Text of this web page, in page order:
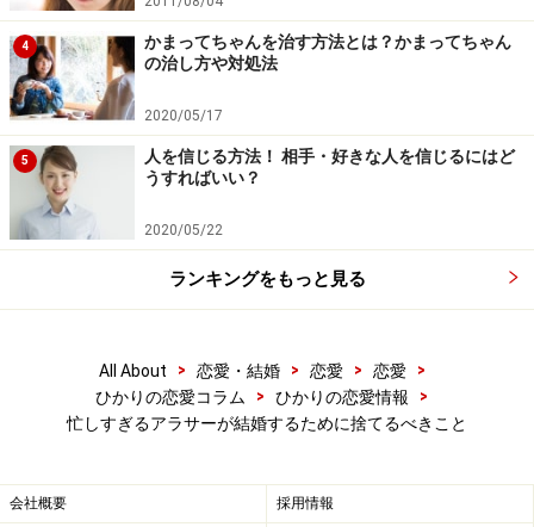
4
かまってちゃんを治す方法とは？かまってちゃん
の治し方や対処法
2020/05/17
5
人を信じる方法！ 相手・好きな人を信じるにはど
うすればいい？
2020/05/22
ランキングをもっと見る
All About > 恋愛・結婚 > 恋愛 > 恋愛
>
ひかりの恋愛コラム
> ひかりの恋愛情報
>
忙しすぎるアラサーが結婚するために捨てるべきこと
会社概要 採用情報